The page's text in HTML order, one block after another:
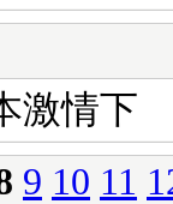
激情下
9 10 11